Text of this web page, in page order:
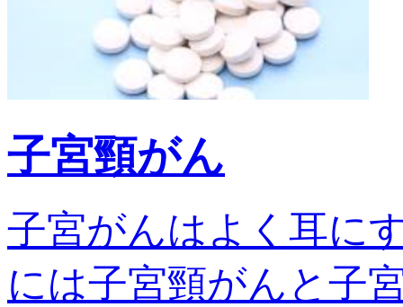
子宮頸がん
子宮がんはよく耳に
には子宮頸がんと子